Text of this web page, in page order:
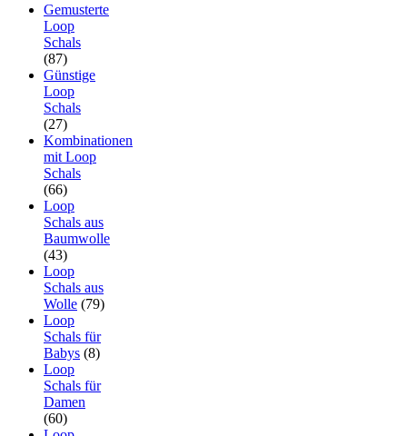
Gemusterte
Loop
Schals
(87)
Günstige
Loop
Schals
(27)
Kombinationen
mit Loop
Schals
(66)
Loop
Schals aus
Baumwolle
(43)
Loop
Schals aus
Wolle (79)
Loop
Schals für
Babys (8)
Loop
Schals für
Damen
(60)